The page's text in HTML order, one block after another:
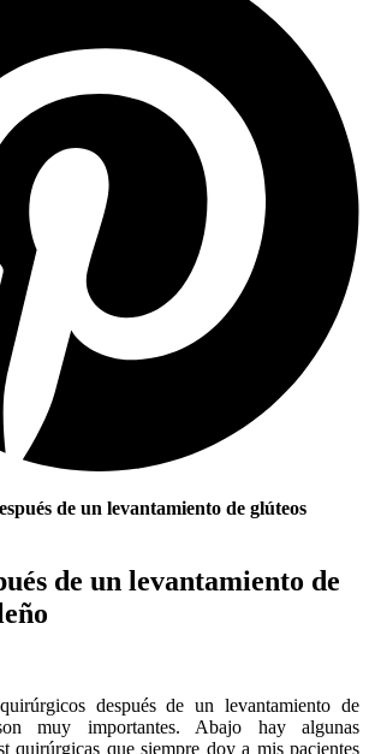
de un levantamiento de glúteos
de un levantamiento de
después de un levantamiento de
muy importantes. Abajo hay algunas
quirúrgicas que siempre doy a mis pacientes